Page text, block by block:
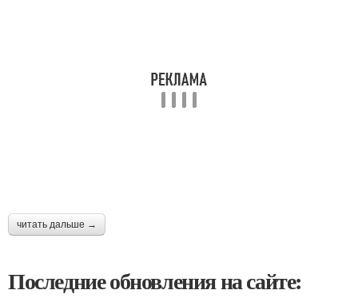
читать дальше →
Последние обновления на сайте: